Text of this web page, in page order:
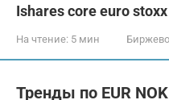
Ishares core euro
На чтение: 5 мин
Тренды по EUR NOK